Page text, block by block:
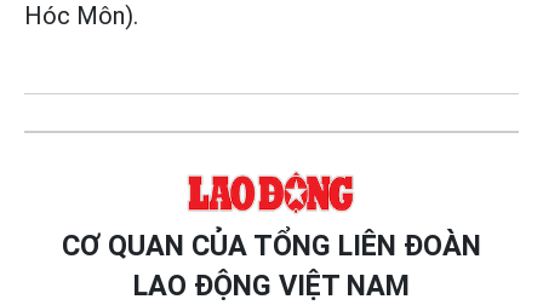
Hóc Môn).
CƠ QUAN CỦA TỔNG LIÊN ĐOÀN
LAO ĐỘNG VIỆT NAM